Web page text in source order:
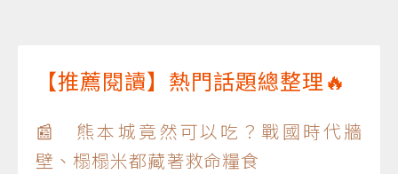
【推薦閱讀】熱門話題總整理🔥
📰 熊本城竟然可以吃？戰國時代牆
壁、榻榻米都藏著救命糧食